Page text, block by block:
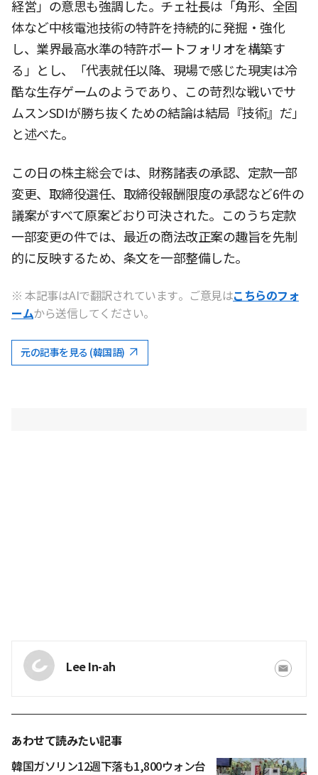
経営」の意思も強調した。チェ社長は「角形、全固
体など中核電池技術の特許を持続的に発掘・強化
し、業界最高水準の特許ポートフォリオを構築す
る」とし、「代表就任以降、現場で感じた現実は冷
酷な生存ゲームのようであり、この苛烈な戦いでサ
ムスンSDIが勝ち抜くための結論は結局『技術』だ」
と述べた。
この日の株主総会では、財務諸表の承認、定款一部
変更、取締役選任、取締役報酬限度の承認など6件の
議案がすべて原案どおり可決された。このうち定款
一部変更の件では、最近の商法改正案の趣旨を先制
的に反映するため、条文を一部整備した。
※ 本記事はAIで翻訳されています。ご意見はこちらのフォ
ームから送信してください。
元の記事を見る (韓国語)
Lee In-ah
あわせて読みたい記事
韓国ガソリン12週下落も1,800ウォン台